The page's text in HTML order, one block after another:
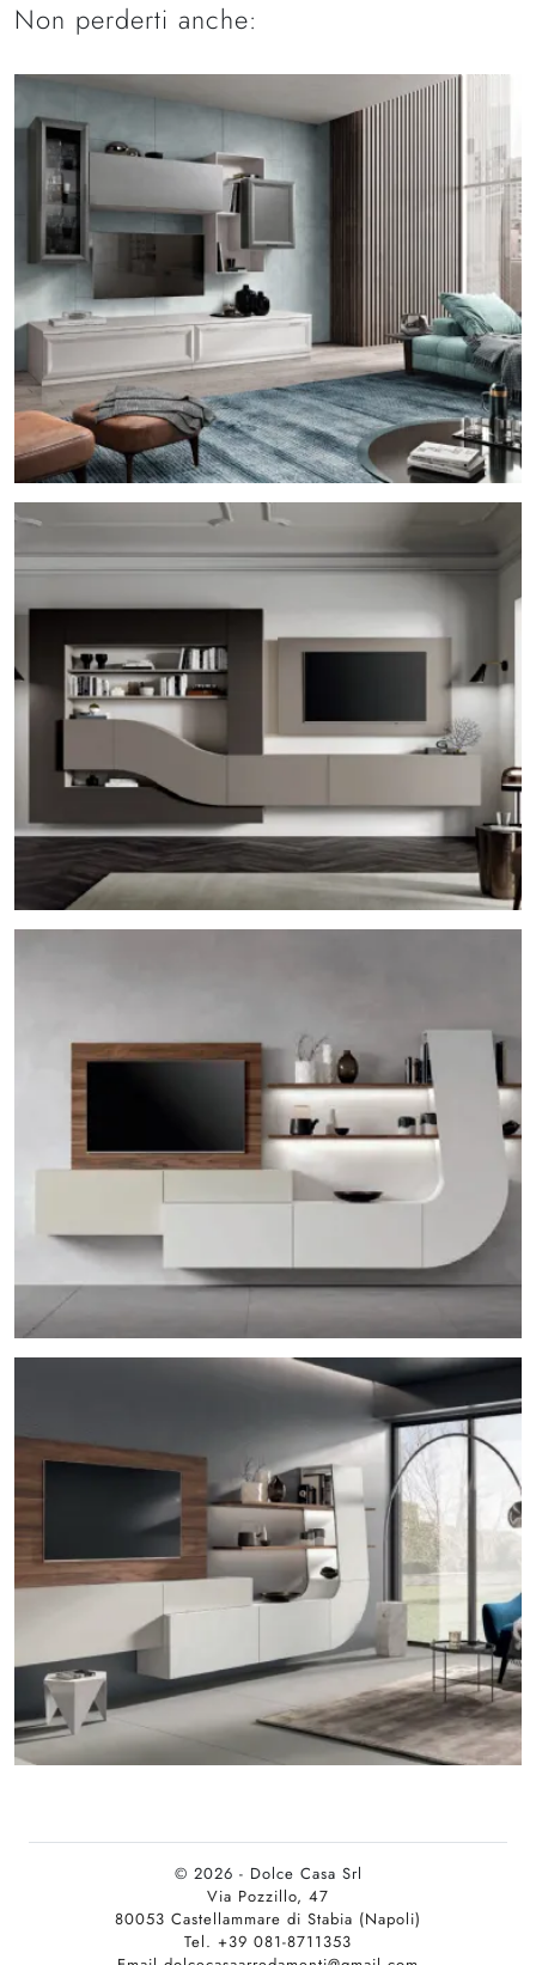
Non perderti anche:
© 2026 - Dolce Casa Srl
Via Pozzillo, 47
80053 Castellammare di Stabia (Napoli)
Tel. +39 081-8711353